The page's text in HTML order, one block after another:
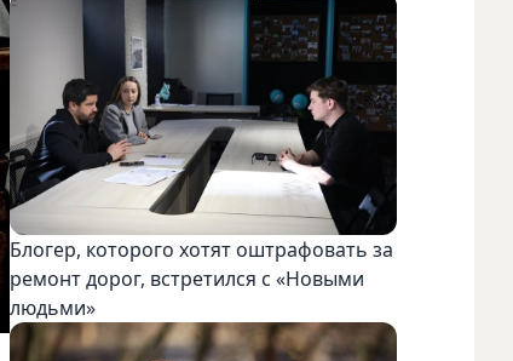
Блогер, которого хотят оштрафовать за
ремонт дорог, встретился с «Новыми
людьми»